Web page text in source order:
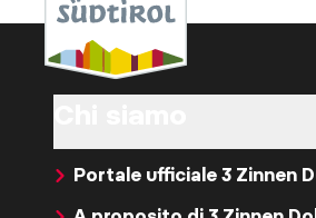
Portale ufficiale 3 Zinnen